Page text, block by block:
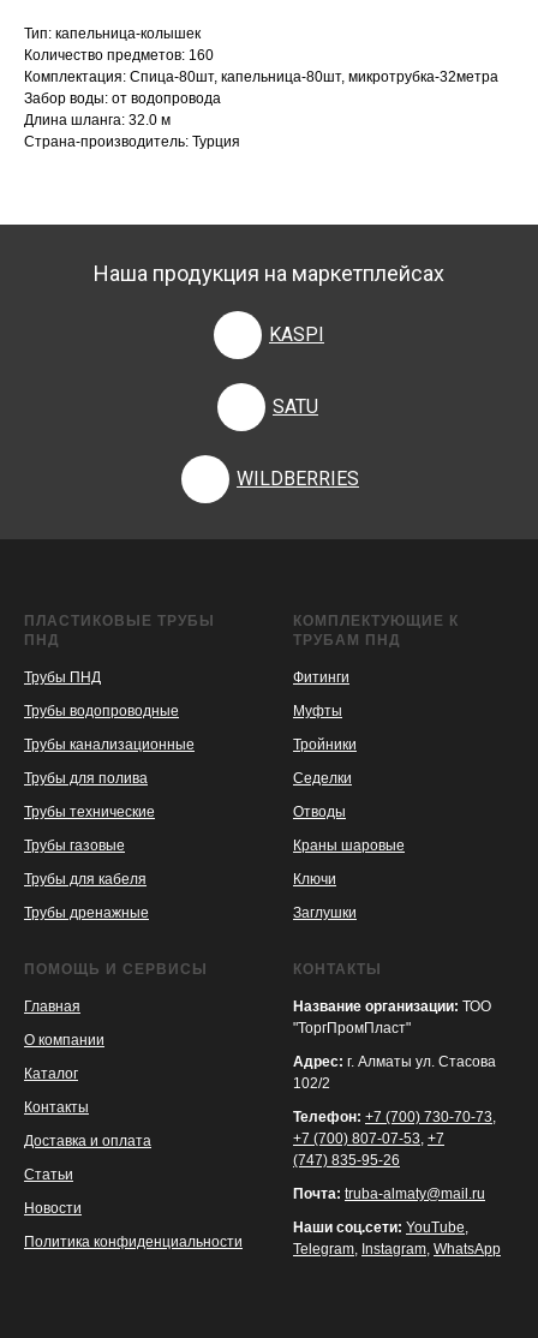
Тип: капельница-колышек
Количество предметов: 160
Комплектация: Спица-80шт, капельница-80шт, микротрубка-32метра
Забор воды: от водопровода
Длина шланга: 32.0 м
Страна-производитель: Турция
Наша продукция на маркетплейсах
KASPI
SATU
WILDBERRIES
ПЛАСТИКОВЫЕ ТРУБЫ
ПНД
Трубы ПНД
Трубы водопроводные
Трубы канализационные
Трубы для полива
Трубы технические
Трубы газовые
Трубы для кабеля
Трубы дренажные
КОМПЛЕКТУЮЩИЕ К
ТРУБАМ ПНД
Фитинги
Муфты
Тройники
Седелки
Отводы
Краны шаровые
Ключи
Заглушки
ПОМОЩЬ И СЕРВИСЫ
Главная
О компании
Каталог
Контакты
Доставка и оплата
Статьи
Новости
Политика конфиденциальности
КОНТАКТЫ
Название организации: ТОО
"ТоргПромПласт"
Адрес: г. Алматы ул. Стасова
102/2
Телефон: +7 (700) 730-70-73,
+7 (700) 807-07-53, +7
(747) 835-95-26
Почта: truba-almaty@mail.ru
Наши соц.сети: YouTube,
Telegram, Instagram, WhatsApp